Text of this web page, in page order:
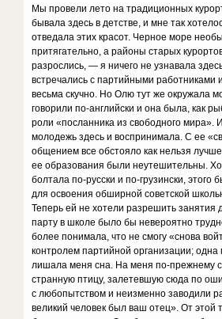
Мы провели лето на традиционных
бывала здесь в детстве, и мне так
отведала этих красот. Черное море
притягательно, а районы старых
разрослись, — я ничего не узнавала
встречались с партийными работниками
весьма скучно. Но Олю тут же окружала
говорили по-английски и она была, как
роли «посланника из свободного мира».
молодежь здесь и воспринимала. С ее
общением все обстояло как нельзя
ее образования были неутешительны.
болтала по-русски и по-грузински, этого
для освоения обширной советской
Теперь ей не хотели разрешить занятия
парту в школе было бы невероятно
более понимала, что не смогу «снова
контролем партийной организации;
лишала меня сна. На меня по-прежнему
странную птицу, залетевшую сюда по
с любопытством и неизменно заводили
великий человек был ваш отец». От этой